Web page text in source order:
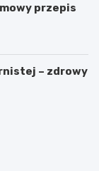
przepis
– zdrowy